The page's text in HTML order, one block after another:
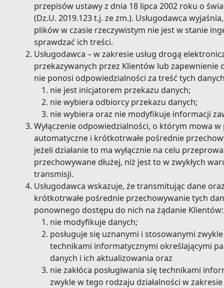
przepisów ustawy z dnia 18 lipca 2002 roku o
(Dz.U. 2019.123 t.j. ze zm.). Usługodawca
plików w czasie rzeczywistym nie jest w stanie
sprawdzać ich treści.
Usługodawca – w zakresie usług drogą
przekazywanych przez Klientów lub
nie ponosi odpowiedzialności za treść tych
nie jest inicjatorem przekazu danych;
nie wybiera odbiorcy przekazu danych;
nie wybiera oraz nie modyfikuje informacji
Wyłączenie odpowiedzialności, o którym mowa
automatyczne i krótkotrwałe pośrednie
jeżeli działanie to ma wyłącznie na celu
przechowywane dłużej, niż jest to w zwykłych
transmisji.
Usługodawca wskazuje, że transmitując dane
krótkotrwałe pośrednie przechowywanie tych
ponownego dostępu do nich na żądanie Klientów:
nie modyfikuje danych;
posługuje się uznanymi i stosowanymi
technikami informatycznymi określającymi
danych i ich aktualizowania oraz
nie zakłóca posługiwania się technikami
zwykle w tego rodzaju działalności w